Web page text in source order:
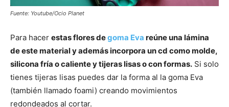
Fuente: Youtube/Ocio Planet
Para hacer estas flores degoma Eva reúne una lámina
de este material y además incorpora un cd como molde,
silicona fría o caliente y tijeras lisas o con formas. Si solo
tienes tijeras lisas puedes dar la forma al la goma Eva
(también llamado foami) creando movimientos
redondeados al cortar.